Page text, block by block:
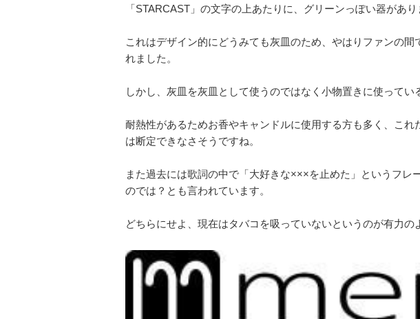
「STARCAST」の文字の上あたりに、グリーンっぽい器があり
これはデザイン的にどうみても灰皿のため、やはりファンの間
れました。
しかし、灰皿を灰皿として使うのではなく小物置きに使ってい
耐熱性があるためお香やキャンドルに使用する方も多く、これ
は断定できなさそうですね。
また過去には歌詞の中で「大好きな×××を止めた」というフレ
のでは？とも言われています。
どちらにせよ、現在はタバコを吸っていないというのが有力の